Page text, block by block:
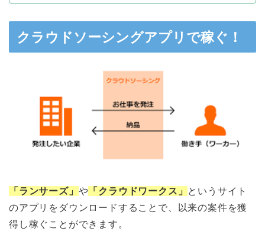
クラウドソーシングアプリで稼ぐ！
「ランサーズ」 や 「クラウドワークス」 というサイト
のアプリをダウンロードすることで、以来の案件を獲
得し稼ぐことができます。